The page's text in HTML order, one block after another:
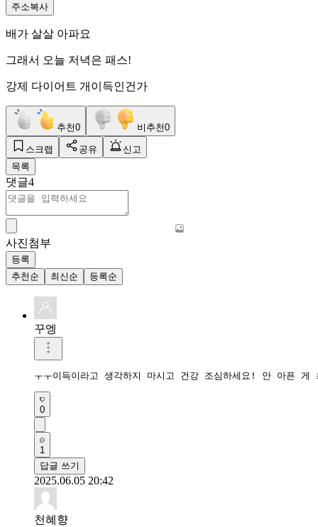
주소복사
배가 살살 아파요
그래서 오늘 저녁은 패스!
강제 다이어트 개이득인건가
추천0 비추천0
스크랩 공유
신고
목록
댓글4
사진첨부
등록
추천순
최신순 등록순
꾸엥
ㅜㅜ이득이라고 생각하지 마시고 건강 조심하세요! 안 아픈 게
0
1
답글 쓰기
2025.06.05 20:42
천혜향